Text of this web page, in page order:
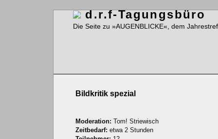
d.r.f-Tagungsbüro
Die Seite zu »AUGENBLICKE«, dem
Bildkritik spezial
Moderation: Tom! Striewisch
Zeitbedarf: etwa 2 Stunden